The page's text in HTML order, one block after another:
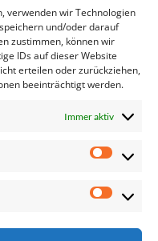
verwenden wir Technologien
und/oder darauf
zustimmen, können wir
IDs auf dieser Website
erteilen oder zurückziehen,
beeinträchtigt werden.
Immer aktiv
als neuer Ansatz für…
Rechte
KommissarInnen
im EU-Parlament